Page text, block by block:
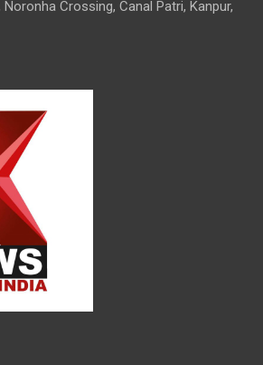
Crossing, Canal Patri, Kanpur,